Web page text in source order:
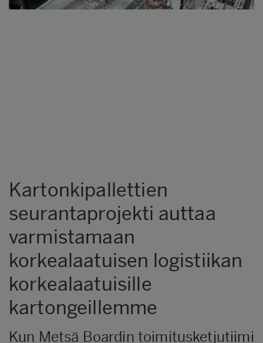
Kartonkipallettien
seurantaprojekti auttaa
varmistamaan
korkealaatuisen logistiikan
korkealaatuisille
kartongeillemme
Kun Metsä Boardin toimitusketjutiimi